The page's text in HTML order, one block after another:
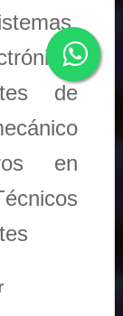
de
en